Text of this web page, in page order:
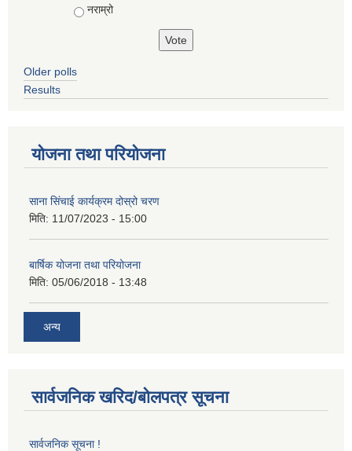
नराम्रो
Older polls
Results
योजना तथा परियोजना
साना सिंचाई कार्यक्रम दोस्रो चरण
मिति: 11/07/2023 - 15:00
बार्षिक योजना तथा परियोजना
मिति: 05/06/2018 - 13:48
अन्य
सार्वजनिक खरिद/बोलपत्र सूचना
सार्वजनिक सूचना !